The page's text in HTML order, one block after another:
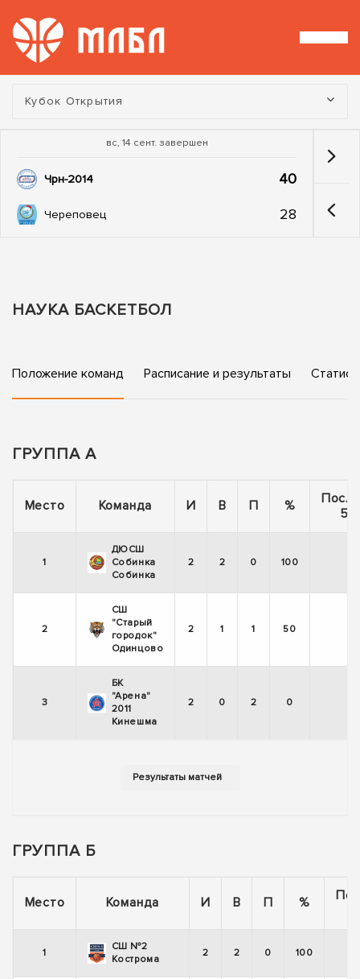
Турнир:
Кубок Открытия
вс, 14 сент. завершен
Чрн-2014 40
Череповец 28
НАУКА БАСКЕТБОЛ
Положение команд Расписание и результаты
ГРУППА А
Место Команда И В П %
5
1
ДЮСШ
Собинка
Собинка
2 2 0 100
2
СШ
"Старый
городок"
Одинцово
2 1 1 50
3
БК
"Арена"
2011
Кинешма
2 0 2 0
ГРУППА Б
Место Команда И В П %
1
СШ №2
Кострома
2 2 0 100